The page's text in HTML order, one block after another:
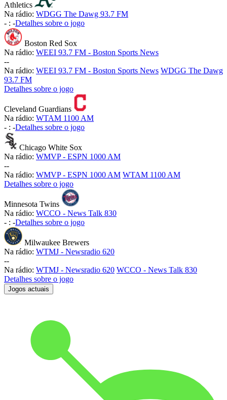
Athletics
Na rádio: WDGG The Dawg 93.7 FM
- : -Detalhes sobre o jogo
Boston Red Sox
Na rádio: WEEI 93.7 FM - Boston Sports News
--
Na rádio: WEEI 93.7 FM - Boston Sports News WDGG The Dawg
93.7 FM
Detalhes sobre o jogo
Cleveland Guardians
Na rádio: WTAM 1100 AM
- : -Detalhes sobre o jogo
Chicago White Sox
Na rádio: WMVP - ESPN 1000 AM
--
Na rádio: WMVP - ESPN 1000 AM WTAM 1100 AM
Detalhes sobre o jogo
Minnesota Twins
Na rádio: WCCO - News Talk 830
- : -Detalhes sobre o jogo
Milwaukee Brewers
Na rádio: WTMJ - Newsradio 620
--
Na rádio: WTMJ - Newsradio 620 WCCO - News Talk 830
Detalhes sobre o jogo
Jogos actuais